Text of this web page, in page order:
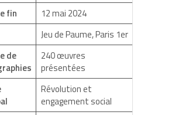
fin
12 mai 2024
Jeu de Paume, Paris 1er
de
240 œuvres
présentées
Révolution et
engagement social